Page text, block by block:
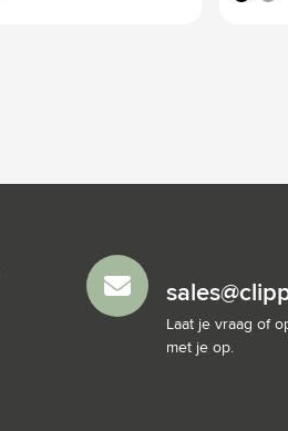
Laat je vraag of
met je op.